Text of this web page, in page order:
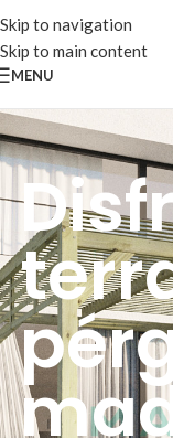
Skip to navigation
Skip to main content
MENU